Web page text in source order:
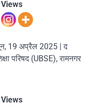
19 अप्रैल 2025 | द
परिषद (UBSE), रामनगर